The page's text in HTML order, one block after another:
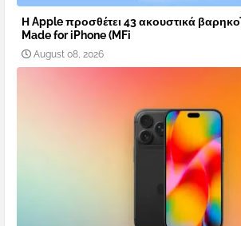
Η Apple προσθέτει 43 ακουστικά
Made for iPhone (MFi
August 08, 2026